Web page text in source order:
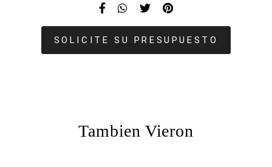
SOLICITE SU PRESUPUESTO
Tambien Vieron